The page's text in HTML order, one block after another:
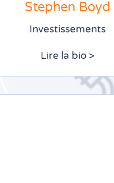
Stephen Boyd
Investissements
Lire la bio >